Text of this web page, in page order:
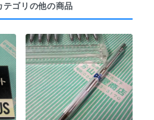
テゴリの他の商品